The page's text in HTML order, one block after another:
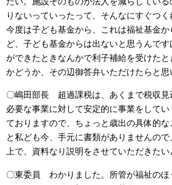
りないっていったって、そんなにすぐつく
今度は子ども基金から、これは福祉基金
ど、子ども基金からは出ないと思うんで
ができたときなんかで利子補給を受けた
かどうか、その辺御答弁いただけたらと思
〇嶋田部長 超過課税は、あくまで税収見
必要な事業に対して安定的に事業をして
ておりますので、ちょっと歳出の具体的
と私ども今、手元に書類がありませんの
上で、資料なり説明をさせていただきたい
〇東委員 わかりました。所管が福祉のほ